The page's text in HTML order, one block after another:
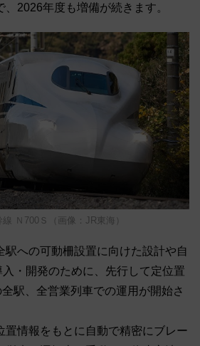
2026年度も増備が続きます。
Ｎ700Ｓ（画像：JR東海）
駅への可動柵設置に向けた設計や自
・開発のために、先行して定位置
駅、全営業列車での運用が開始さ
置情報をもとに自動で精密にブレー